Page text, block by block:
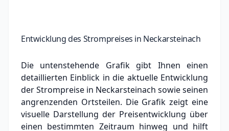
Entwicklung des Strompreises in Neckarsteinach
Die untenstehende Grafik gibt Ihnen einen
detaillierten Einblick in die aktuelle Entwicklung
der Strompreise in Neckarsteinach sowie seinen
angrenzenden Ortsteilen. Die Grafik zeigt eine
visuelle Darstellung der Preisentwicklung über
einen bestimmten Zeitraum hinweg und hilft